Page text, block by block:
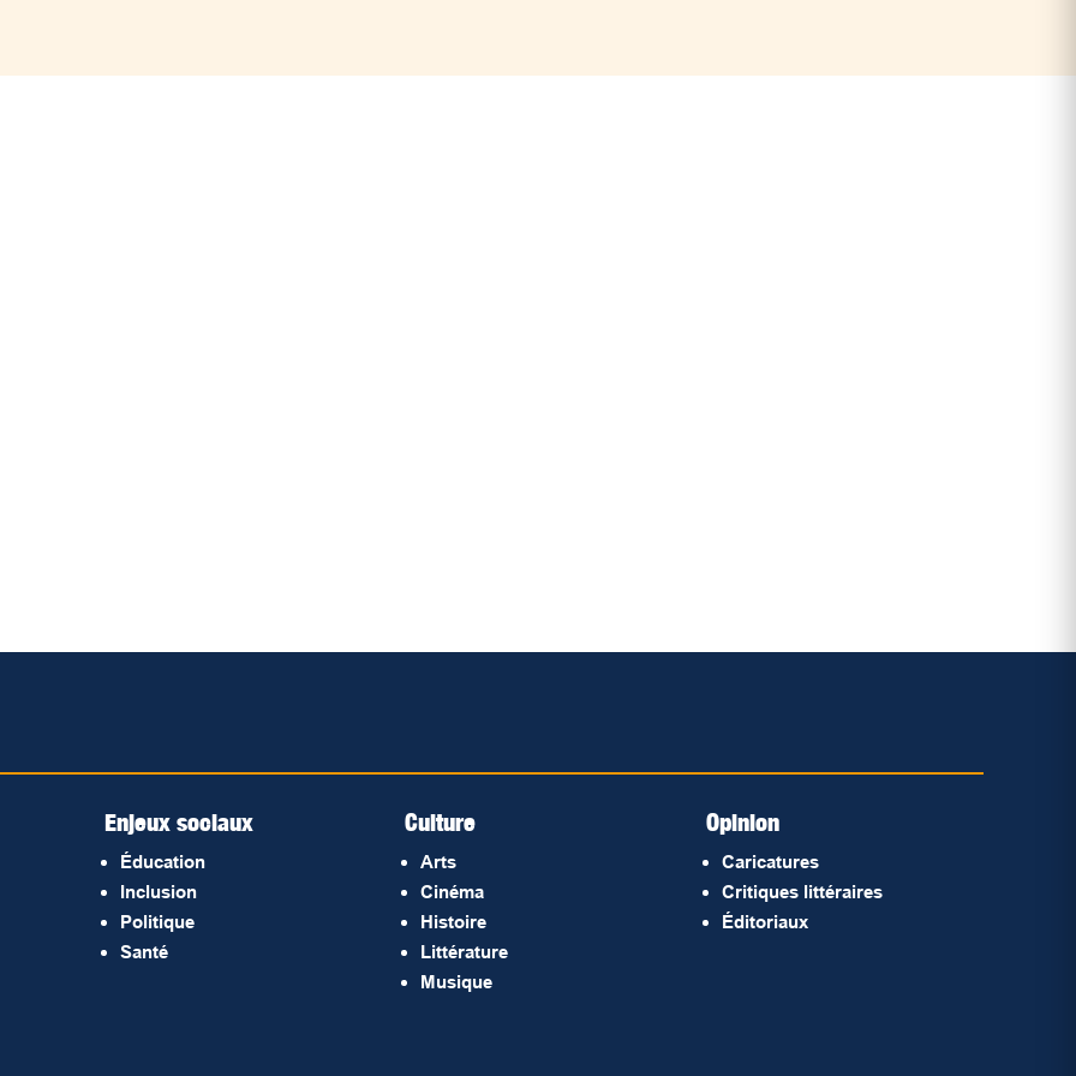
Enjeux sociaux
Éducation
Inclusion
Politique
Santé
Culture
Arts
Cinéma
Histoire
Littérature
Musique
Opinion
Caricatures
Critiques littéraires
Éditoriaux